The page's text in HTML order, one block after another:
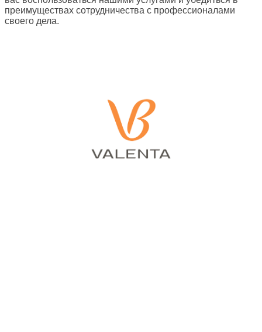
преимуществах сотрудничества с профессионалами
своего дела.